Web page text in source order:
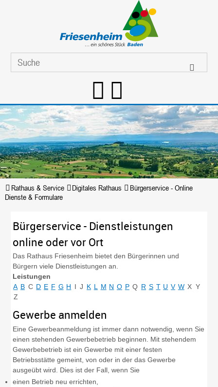
Rathaus & Service Digitales Rathaus
Bürgerservice - Online
Dienste & Formulare
Bürgerservice - Dienstleistungen
online oder vor Ort
Das Rathaus Friesenheim bietet den Bürgerinnen und
Bürgern viele Dienstleistungen an.
Leistungen
A B C D E F G H I J K L M N O P Q R S T U V W X Y
Z
Gewerbe anmelden
Eine Gewerbeanmeldung ist immer dann notwendig, wenn Sie
einen stehenden Gewerbebetrieb beginnen. Mit stehendem
Gewerbebetrieb ist ein Gewerbe mit einer festen
Betriebsstätte gemeint, von oder in der das Gewerbe
ausgeübt wird. Dies ist der Fall, wenn Sie
einen Betrieb neu errichten,